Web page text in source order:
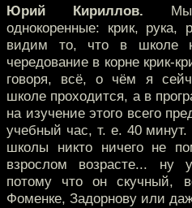
Юрий Кириллов. Мы
однокоренные: крик, рука,
видим то, что в школе
чередование в корне крик-
говоря, всё, о чём я
школе проходится, а в
на изучение этого всего
учебный час, т. е. 40 минут.
школы никто ничего не
взрослом возрасте... ну
потому что он скучный,
Фоменке, Задорнову или